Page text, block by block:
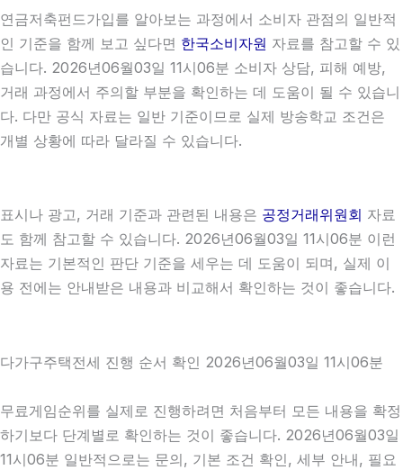
연금저축펀드가입를 알아보는 과정에서 소비자 관점의 일반적
인 기준을 함께 보고 싶다면 한국소비자원 자료를 참고할 수 있
습니다. 2026년06월03일 11시06분 소비자 상담, 피해 예방,
거래 과정에서 주의할 부분을 확인하는 데 도움이 될 수 있습니
다. 다만 공식 자료는 일반 기준이므로 실제 방송학교 조건은
개별 상황에 따라 달라질 수 있습니다.
표시나 광고, 거래 기준과 관련된 내용은 공정거래위원회 자료
도 함께 참고할 수 있습니다. 2026년06월03일 11시06분 이런
자료는 기본적인 판단 기준을 세우는 데 도움이 되며, 실제 이
용 전에는 안내받은 내용과 비교해서 확인하는 것이 좋습니다.
다가구주택전세 진행 순서 확인 2026년06월03일 11시06분
무료게임순위를 실제로 진행하려면 처음부터 모든 내용을 확정
하기보다 단계별로 확인하는 것이 좋습니다. 2026년06월03일
11시06분 일반적으로는 문의, 기본 조건 확인, 세부 안내, 필요